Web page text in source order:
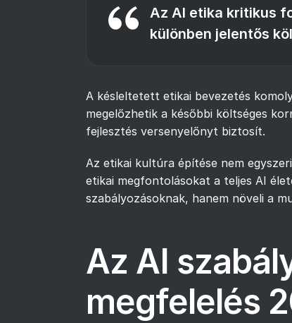
Az AI etika kritikus
különben jelentős
A késleltetett etikai bevezetés
megelőzhetik a későbbi költséges
fejlesztés versenyelőnyt biztosít.
Az etikai kultúra építése nem
etikai megfontolásokat a teljes AI
szabályozásoknak, hanem növeli a
Az AI
megfelelés